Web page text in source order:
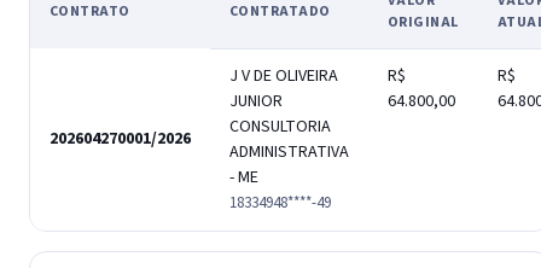
CONTRATO CONTRATADO
ORIGINAL
202604270001/2026
J V DE OLIVEIRA
JUNIOR
CONSULTORIA
ADMINISTRATIVA
- ME
18334948****-49
R$
64.800,00
R$